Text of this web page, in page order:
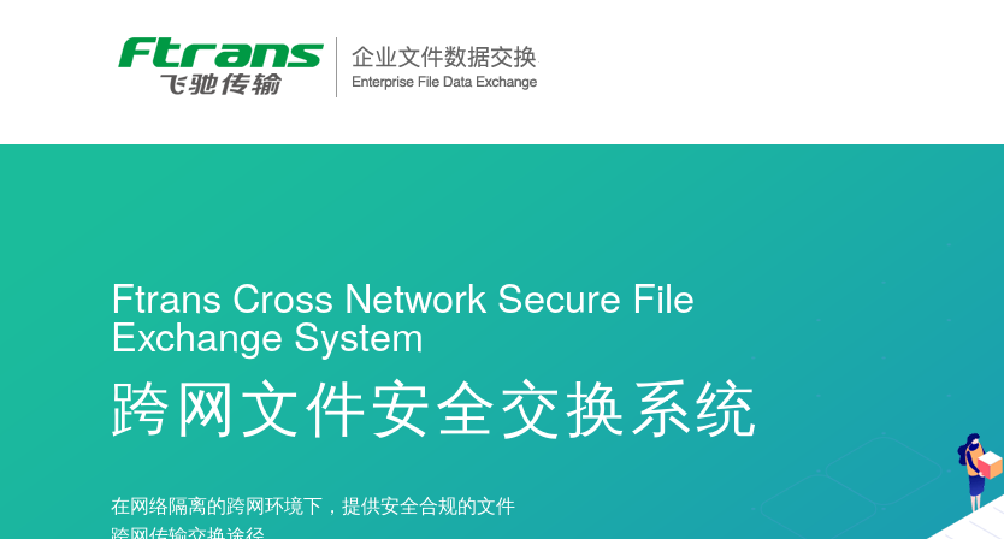
Ftrans Cross Network Secure File
Exchange System
跨网文件安全交换系统
在网络隔离的跨网环境下，提供安全合规的文件